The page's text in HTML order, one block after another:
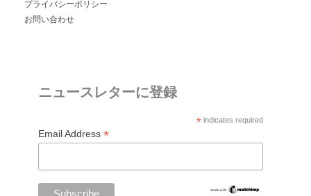
プライバシーポリシー
お問い合わせ
ニュースレターに登録
* indicates required
Email Address *